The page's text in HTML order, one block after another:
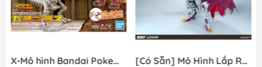
X-Mô hình Bandai Pokemon PLAMO COLLECTION Fossil Pokemon Series Tyrantrum
[Có Sẵn] Mô Hình Lắp Ráp 1/60 Barbatos Logar Wolf Remains Meavy Industries